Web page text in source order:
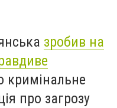
зробив на
кримінальне
про загрозу